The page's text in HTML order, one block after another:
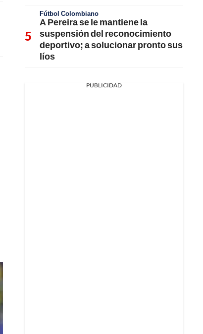
Fútbol Colombiano
A Pereira se le mantiene la
suspensión del reconocimiento
deportivo; a solucionar pronto sus
líos
PUBLICIDAD